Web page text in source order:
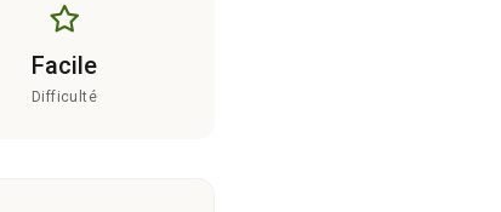
Facile
Difficulté